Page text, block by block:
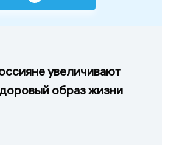
увеличивают
образ жизни